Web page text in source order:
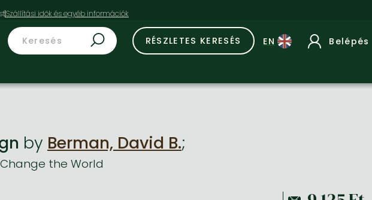
RÉSZLETES KERESÉS Belépés
by Berman, David B.;
the World